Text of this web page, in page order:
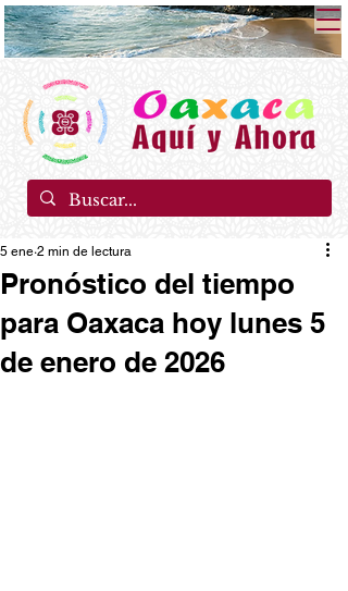
Pronóstico del tiempo
para Oaxaca hoy lunes 5
de enero de 2026
5 ene 2 min de lectura